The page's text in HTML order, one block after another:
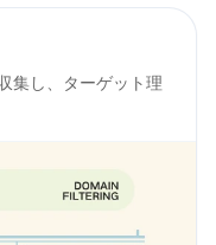
集し、ターゲット理